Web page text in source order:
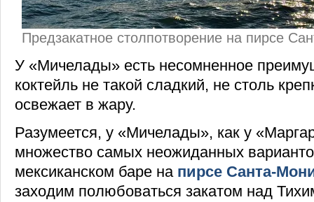
Предзакатное столпотворение на пирсе
У «Мичелады» есть несомненное
коктейль не такой сладкий, не столь
освежает в жару.
Разумеется, у «Мичелады», как у
множество самых неожиданных
мексиканском баре на пирсе Санта-
заходим полюбоваться закатом над